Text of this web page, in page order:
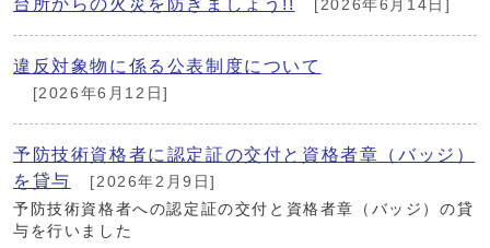
台所からの火災を防ぎましょう!! [2026年6月14日]
違反対象物に係る公表制度について
[2026年6月12日]
予防技術資格者に認定証の交付と資格者章（バッジ）
を貸与
[2026年2月9日]
予防技術資格者への認定証の交付と資格者章（バッジ）の貸
与を行いました